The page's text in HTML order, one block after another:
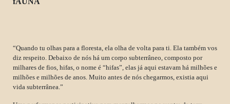
“Quando tu olhas para a floresta, ela olha de volta para ti. Ela também vos
diz respeito. Debaixo de nós há um corpo subterrâneo, composto por
milhares de fios, hifas, o nome é “hifas”, elas já aqui estavam há milhões e
milhões e milhões de anos. Muito antes de nós chegarmos, existia aqui
vida subterrânea.”